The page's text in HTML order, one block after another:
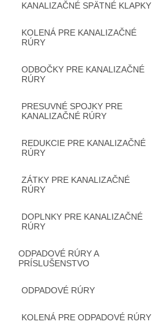
KANALIZAČNÉ SPÄTNÉ KLAPKY
KOLENÁ PRE KANALIZAČNÉ
RÚRY
ODBOČKY PRE KANALIZAČNÉ
RÚRY
PRESUVNÉ SPOJKY PRE
KANALIZAČNÉ RÚRY
REDUKCIE PRE KANALIZAČNÉ
RÚRY
ZÁTKY PRE KANALIZAČNÉ
RÚRY
DOPLNKY PRE KANALIZAČNÉ
RÚRY
ODPADOVÉ RÚRY A
PRÍSLUŠENSTVO
ODPADOVÉ RÚRY
KOLENÁ PRE ODPADOVÉ RÚRY